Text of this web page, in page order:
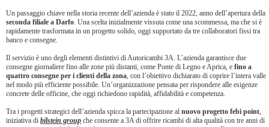
Un passaggio chiave nella storia recente dell’azienda è stato il 2022, anno dell’apertura della
seconda filiale a Darfo. Una scelta inizialmente vissuta come una scommessa, ma che si è
rapidamente trasformata in un progetto solido, oggi supportato da tre collaboratori fissi tra
banco e consegne.
Il servizio è uno degli elementi distintivi di Autoricambi 3A. L’azienda garantisce due
consegne giornaliere fino alle zone più distanti, come Ponte di Legno e Aprica, e fino a
quattro consegne per i clienti della zona, con l’obiettivo dichiarato di coprire l’intera valle
nel modo più efficiente possibile. Un’organizzazione pensata per rispondere alle esigenze
concrete delle officine, che oggi richiedono rapidità, affidabilità e competenza.
Tra i progetti strategici dell’azienda spicca la partecipazione al nuovo progetto febi point,
iniziativa di bilstein group che consente a 3A di offrire ricambi di alta qualità con tre anni di